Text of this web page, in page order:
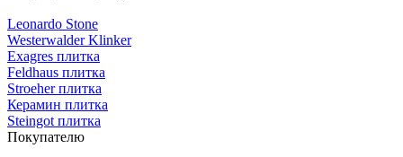
Leonardo Stone
Westerwalder Klinker
Exagres плитка
Feldhaus плитка
Stroeher плитка
Керамин плитка
Steingot плитка
Покупателю